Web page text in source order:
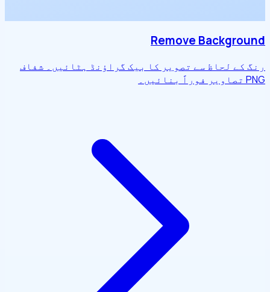
Remove Background
رنگ کے لحاظ سے تصویر کا بیک گراؤنڈ ہٹائیں۔ شفاف
PNG تصاویر فوراً بنائیں۔